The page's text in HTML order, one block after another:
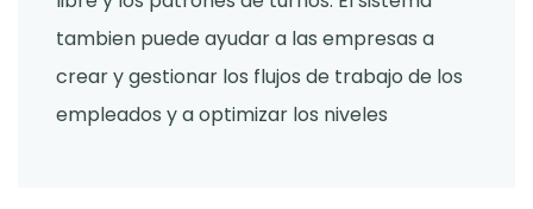
tambien puede ayudar a las empresas a
crear y gestionar los flujos de trabajo de los
empleados y a optimizar los niveles